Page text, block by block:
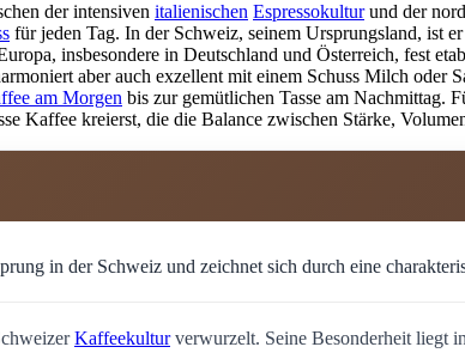
der intensiven italienischen Espressokulturund der
für jeden Tag. In der Schweiz, seinem Ursprungsland, ist
insbesondere in Deutschland und Österreich, fest
aber auch exzellent mit einem Schuss Milch oder
am Morgen bis zur gemütlichen Tasse am Nachmittag.
Kaffee kreierst, die die Balance zwischen Stärke,
in der Schweiz und zeichnet sich durch eine
Kaffeekulturverwurzelt. Seine Besonderheit liegt